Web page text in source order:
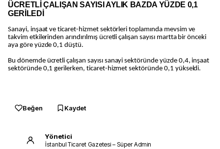
ÜCRETLİ ÇALIŞAN SAYISI AYLIK BAZDA YÜZDE 0,1
GERİLEDİ
Sanayi, inşaat ve ticaret-hizmet sektörleri toplamında mevsim ve
takvim etkilerinden arındırılmış ücretli çalışan sayısı martta bir önceki
aya göre yüzde 0,1 düştü.
Bu dönemde ücretli çalışan sayısı sanayi sektöründe yüzde 0,4, inşaat
sektöründe 0,1 gerilerken, ticaret-hizmet sektöründe 0,1 yükseldi.
Beğen Kaydet
Yönetici
İstanbul Ticaret Gazetesi – Süper Admin